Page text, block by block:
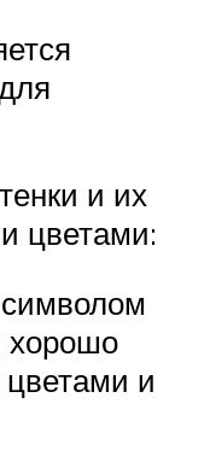
и их
цветами:
хорошо
и